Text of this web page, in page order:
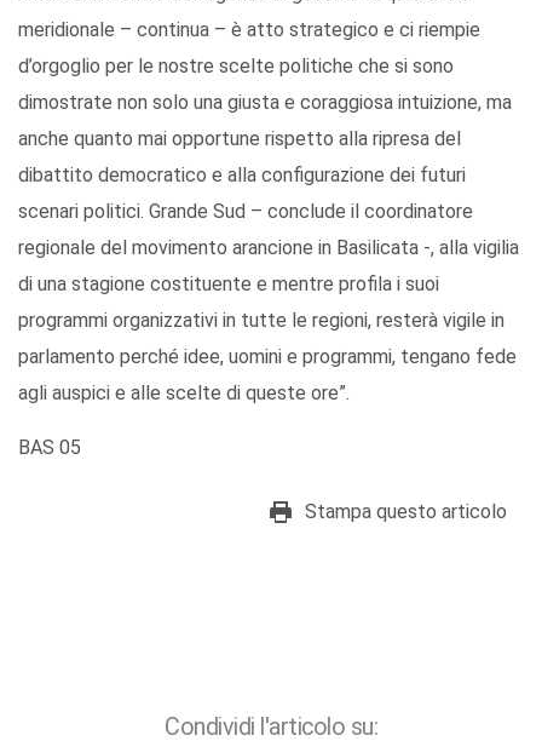
meridionale – continua – è atto strategico e ci riempie
d’orgoglio per le nostre scelte politiche che si sono
dimostrate non solo una giusta e coraggiosa intuizione, ma
anche quanto mai opportune rispetto alla ripresa del
dibattito democratico e alla configurazione dei futuri
scenari politici. Grande Sud – conclude il coordinatore
regionale del movimento arancione in Basilicata -, alla vigilia
di una stagione costituente e mentre profila i suoi
programmi organizzativi in tutte le regioni, resterà vigile in
parlamento perché idee, uomini e programmi, tengano fede
agli auspici e alle scelte di queste ore”.
BAS 05
Stampa questo articolo
Condividi l'articolo su: